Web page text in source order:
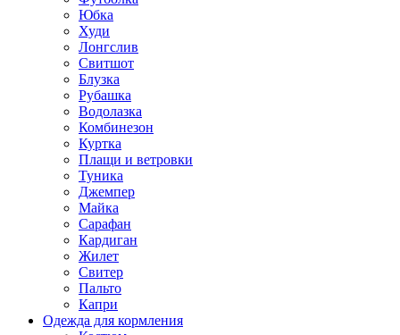
Юбка
Худи
Лонгслив
Свитшот
Блузка
Рубашка
Водолазка
Комбинезон
Куртка
Плащи и ветровки
Туника
Джемпер
Майка
Сарафан
Кардиган
Жилет
Свитер
Пальто
Капри
Одежда для кормления